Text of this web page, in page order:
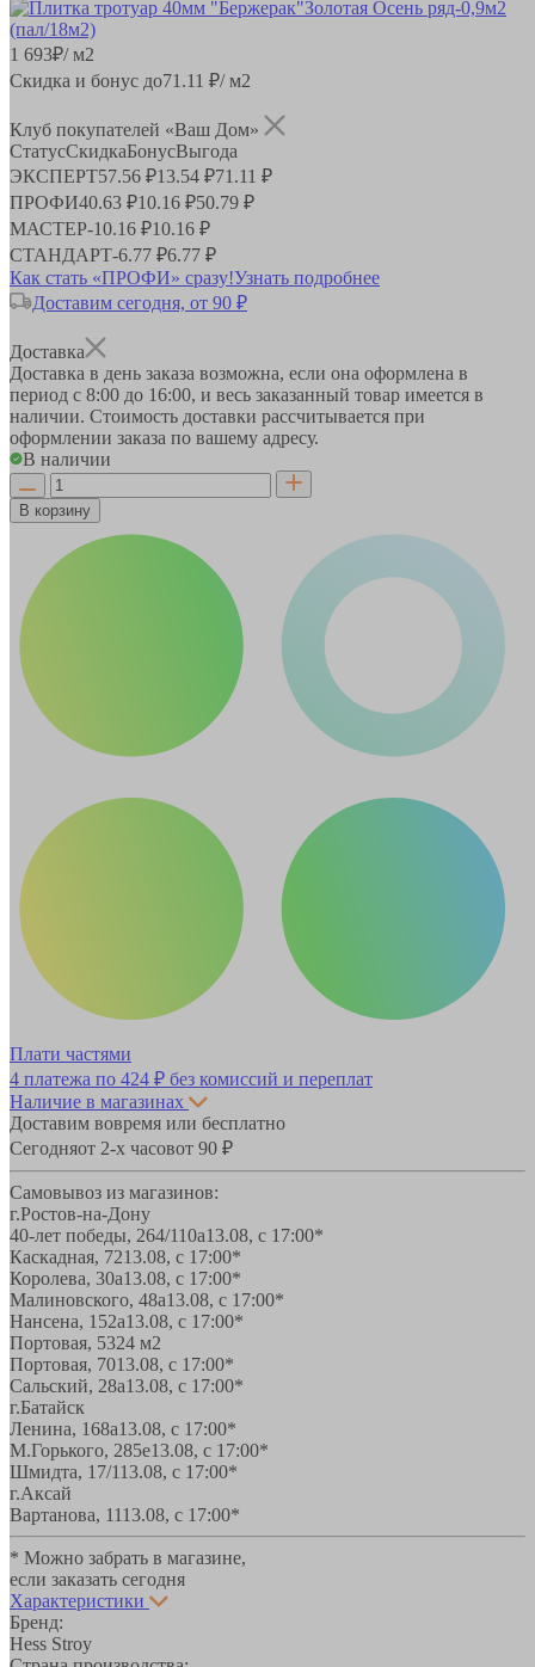
1 693₽/ м2
Скидка и бонус до71.11 ₽/ м2
Клуб покупателей «Ваш Дом»
СтатусСкидкаБонусВыгода
ЭКСПЕРТ57.56 ₽13.54 ₽71.11 ₽
ПРОФИ40.63 ₽10.16 ₽50.79 ₽
МАСТЕР-10.16 ₽10.16 ₽
СТАНДАРТ-6.77 ₽6.77 ₽
Как стать «ПРОФИ» сразу!Узнать подробнее
Доставим сегодня, от 90 ₽
Доставка
Доставка в день заказа возможна, если она оформлена в
период с 8:00 до 16:00, и весь заказанный товар имеется в
наличии. Стоимость доставки рассчитывается при
оформлении заказа по вашему адресу.
В наличии
В корзину
Плати частями
4 платежа по 424 ₽ без комиссий и переплат
Наличие в магазинах
Доставим вовремя или бесплатно
Сегодняот 2-х часовот 90 ₽
Самовывоз из магазинов:
г.Ростов-на-Дону
40-лет победы, 264/110а13.08, с 17:00*
Каскадная, 7213.08, с 17:00*
Королева, 30а13.08, с 17:00*
Малиновского, 48а13.08, с 17:00*
Нансена, 152а13.08, с 17:00*
Портовая, 5324 м2
Портовая, 7013.08, с 17:00*
Сальский, 28a13.08, с 17:00*
г.Батайск
Ленина, 168а13.08, с 17:00*
М.Горького, 285е13.08, с 17:00*
Шмидта, 17/113.08, с 17:00*
г.Аксай
Вартанова, 1113.08, с 17:00*
* Можно забрать в магазине,
если заказать сегодня
Характеристики
Бренд:
Hess Stroy